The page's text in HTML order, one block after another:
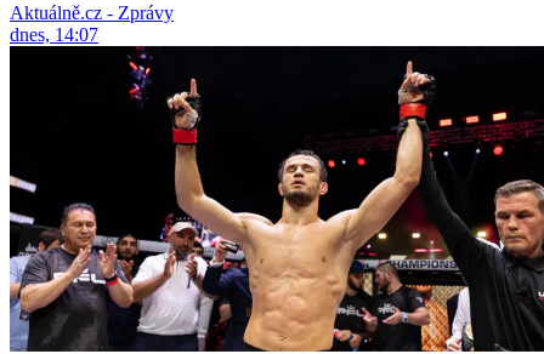
Aktuálně.cz - Zprávy
dnes, 14:07